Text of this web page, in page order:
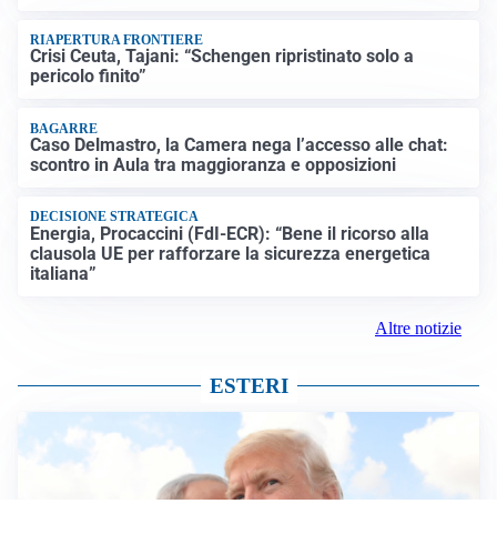
RIAPERTURA FRONTIERE
Crisi Ceuta, Tajani: “Schengen ripristinato solo a
pericolo finito”
BAGARRE
Caso Delmastro, la Camera nega l’accesso alle chat:
scontro in Aula tra maggioranza e opposizioni
DECISIONE STRATEGICA
Energia, Procaccini (FdI-ECR): “Bene il ricorso alla
clausola UE per rafforzare la sicurezza energetica
italiana”
Altre notizie
ESTERI